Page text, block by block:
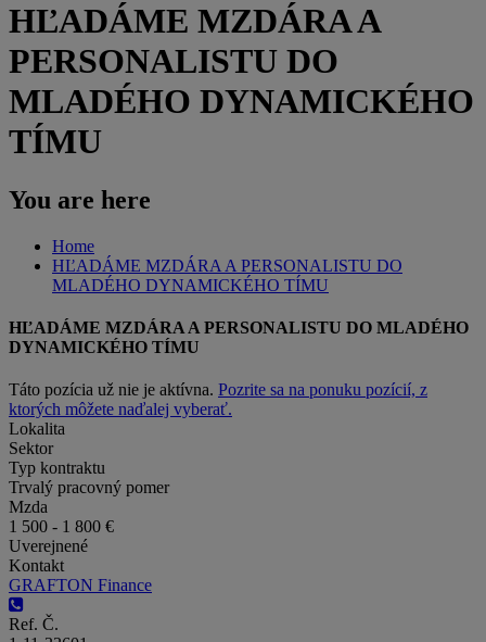
HĽADÁME MZDÁRA A
PERSONALISTU DO
MLADÉHO DYNAMICKÉHO
TÍMU
You are here
Home
HĽADÁME MZDÁRA A PERSONALISTU DO
MLADÉHO DYNAMICKÉHO TÍMU
HĽADÁME MZDÁRA A PERSONALISTU DO MLADÉHO
DYNAMICKÉHO TÍMU
Táto pozícia už nie je aktívna. Pozrite sa na ponuku pozícií, z
ktorých môžete naďalej vyberať.
Lokalita
Sektor
Typ kontraktu
Trvalý pracovný pomer
Mzda
1 500 - 1 800 €
Uverejnené
Kontakt
GRAFTON Finance
Ref. Č.